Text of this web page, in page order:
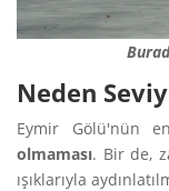
Neden
Eymir Gölü'nün
olmaması. Bir de,
ışıklarıyla